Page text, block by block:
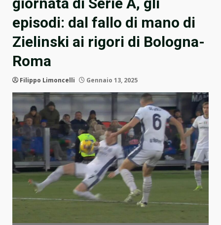
episodi: dal fallo di mano di
Zielinski ai rigori di Bologna-
Roma
Filippo Limoncelli Gennaio 13, 2025